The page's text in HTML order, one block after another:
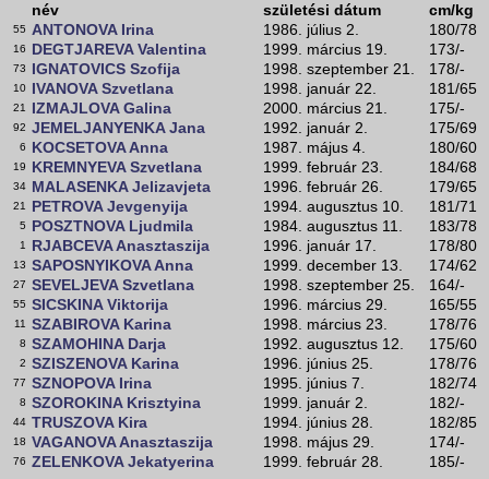
név születési dátum cm/kg
55 ANTONOVA Irina 1986. július 2. 180/78
16 DEGTJAREVA Valentina 1999. március 19. 173/-
73 IGNATOVICS Szofija 1998. szeptember 21. 178/-
10 IVANOVA Szvetlana 1998. január 22. 181/65
21 IZMAJLOVA Galina 2000. március 21. 175/-
92 JEMELJANYENKA Jana 1992. január 2. 175/69
6 KOCSETOVA Anna 1987. május 4. 180/60
19 KREMNYEVA Szvetlana 1999. február 23. 184/68
34 MALASENKA Jelizavjeta 1996. február 26. 179/65
21 PETROVA Jevgenyija 1994. augusztus 10. 181/71
5 POSZTNOVA Ljudmila 1984. augusztus 11. 183/78
1 RJABCEVA Anasztaszija 1996. január 17. 178/80
13 SAPOSNYIKOVA Anna 1999. december 13. 174/62
27 SEVELJEVA Szvetlana 1998. szeptember 25. 164/-
55 SICSKINA Viktorija 1996. március 29. 165/55
11 SZABIROVA Karina 1998. március 23. 178/76
8 SZAMOHINA Darja 1992. augusztus 12. 175/60
2 SZISZENOVA Karina 1996. június 25. 178/76
77 SZNOPOVA Irina 1995. június 7. 182/74
8 SZOROKINA Krisztyina 1999. január 2. 182/-
44 TRUSZOVA Kira 1994. június 28. 182/85
18 VAGANOVA Anasztaszija 1998. május 29. 174/-
76 ZELENKOVA Jekatyerina 1999. február 28. 185/-